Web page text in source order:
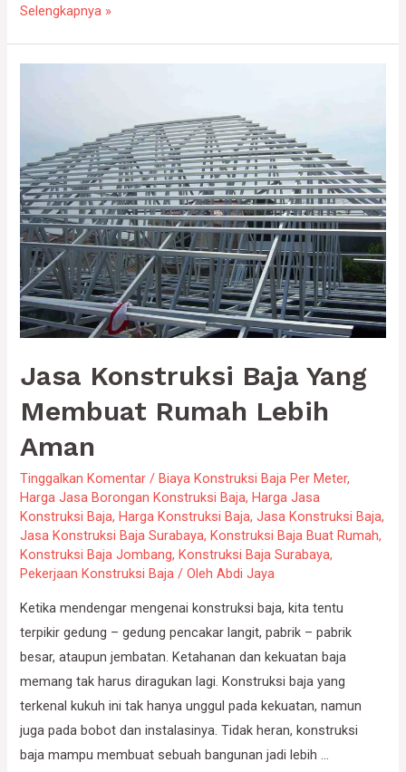
Jasa
Macam
Macam
Konstruksi
Jembatan
Baja
(
Bridge
Steel
Selengkapnya »
Jasa Konstruksi Baja Yang
Membuat Rumah Lebih
Aman
Tinggalkan Komentar /Biaya Konstruksi Baja Per Meter,
Harga Jasa Borongan Konstruksi Baja,Harga Jasa
Konstruksi Baja,Harga Konstruksi Baja,Jasa Konstruksi Baja,
Jasa Konstruksi Baja Surabaya,Konstruksi Baja Buat Rumah,
Konstruksi Baja Jombang,Konstruksi Baja Surabaya,
Pekerjaan Konstruksi Baja / OlehAbdi Jaya
Ketika mendengar mengenai konstruksi baja, kita tentu
terpikir gedung – gedung pencakar langit, pabrik – pabrik
besar, ataupun jembatan. Ketahanan dan kekuatan baja
memang tak harus diragukan lagi. Konstruksi baja yang
terkenal kukuh ini tak hanya unggul pada kekuatan, namun
juga pada bobot dan instalasinya. Tidak heran, konstruksi
baja mampu membuat sebuah bangunan jadi lebih …